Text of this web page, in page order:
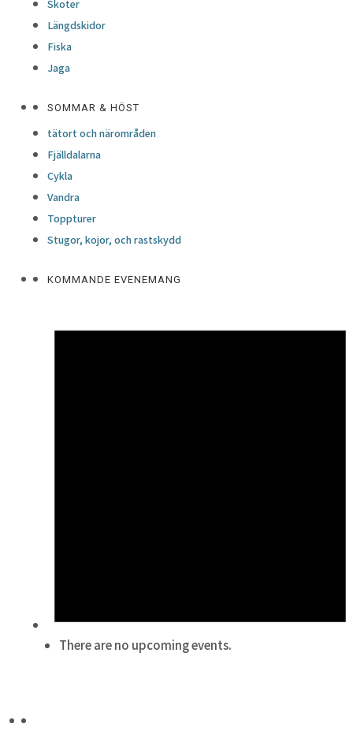
Skoter
Längdskidor
Fiska
Jaga
SOMMAR & HÖST
tätort och närområden
Fjälldalarna
Cykla
Vandra
Toppturer
Stugor, kojor, och rastskydd
KOMMANDE EVENEMANG
There are no upcoming events.